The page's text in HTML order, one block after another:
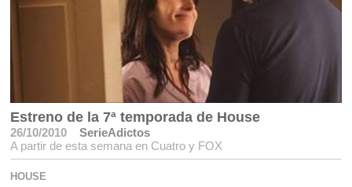
Estreno de la 7ª temporada de House
26/10/2010
SerieAdictos
A partir de esta semana en Cuatro y FOX
HOUSE